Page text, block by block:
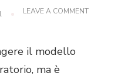
LEAVE A COMMENTON
il modello
ma è